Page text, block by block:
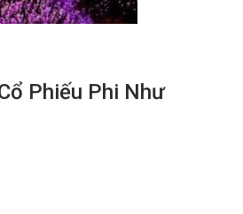
Phiếu Phi Như